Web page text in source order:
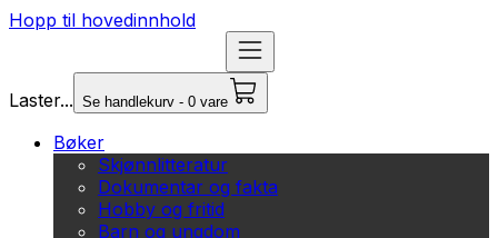
Hopp til hovedinnhold
Laster... Se handlekurv - 0 vare
Bøker
Skjønnlitteratur
Dokumentar og fakta
Hobby og fritid
Barn og ungdom